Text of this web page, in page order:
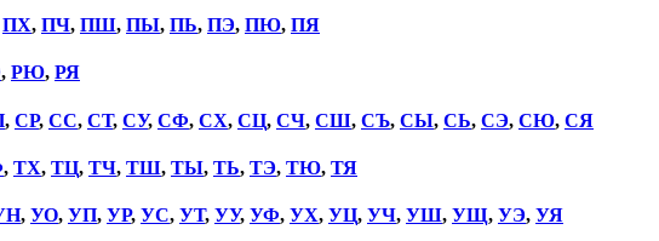
ПХ, ПЧ, ПШ, ПЫ, ПЬ, ПЭ, ПЮ, ПЯ
, РЮ, РЯ
, СР, СС, СТ, СУ, СФ, СХ, СЦ, СЧ, СШ, СЪ, СЫ, СЬ, СЭ, СЮ, СЯ
, ТХ, ТЦ, ТЧ, ТШ, ТЫ, ТЬ, ТЭ, ТЮ, ТЯ
, УО, УП, УР, УС, УТ, УУ, УФ, УХ, УЦ, УЧ, УШ, УЩ, УЭ, УЯ